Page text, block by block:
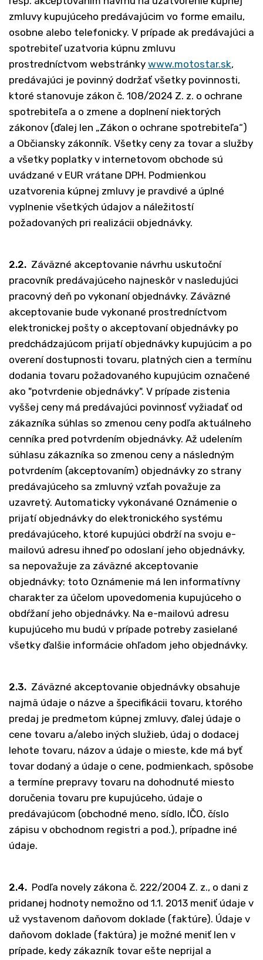
zmluvy kupujúceho predávajúcim vo forme emailu,
osobne alebo telefonicky. V prípade ak predávajúci a
spotrebiteľ uzatvoria kúpnu zmluvu
prostredníctvom webstránky www.motostar.sk,
predávajúci je povinný dodržať všetky povinnosti,
ktoré stanovuje zákon č. 108/2024 Z. z. o ochrane
spotrebiteľa a o zmene a doplnení niektorých
zákonov (ďalej len „Zákon o ochrane spotrebiteľa“)
a Občiansky zákonník. Všetky ceny za tovar a služby
a všetky poplatky v internetovom obchode sú
uvádzané v EUR vrátane DPH. Podmienkou
uzatvorenia kúpnej zmluvy je pravdivé a úplné
vyplnenie všetkých údajov a náležitostí
požadovaných pri realizácii objednávky.
2.2. Záväzné akceptovanie návrhu uskutoční
pracovník predávajúceho najneskôr v nasledujúci
pracovný deň po vykonaní objednávky. Záväzné
akceptovanie bude vykonané prostredníctvom
elektronickej pošty o akceptovaní objednávky po
predchádzajúcom prijatí objednávky kupujúcim a po
overení dostupnosti tovaru, platných cien a termínu
dodania tovaru požadovaného kupujúcim označené
ako "potvrdenie objednávky". V prípade zistenia
vyššej ceny má predávajúci povinnosť vyžiadať od
zákazníka súhlas so zmenou ceny podľa aktuálneho
cenníka pred potvrdením objednávky. Až udelením
súhlasu zákazníka so zmenou ceny a následným
potvrdením (akceptovaním) objednávky zo strany
predávajúceho sa zmluvný vzťah považuje za
uzavretý. Automaticky vykonávané Oznámenie o
prijatí objednávky do elektronického systému
predávajúceho, ktoré kupujúci obdrží na svoju e-
mailovú adresu ihneď po odoslaní jeho objednávky,
sa nepovažuje za záväzné akceptovanie
objednávky; toto Oznámenie má len informatívny
charakter za účelom upovedomenia kupujúceho o
obdŕžaní jeho objednávky. Na e-mailovú adresu
kupujúceho mu budú v prípade potreby zasielané
všetky ďalšie informácie ohľadom jeho objednávky.
2.3. Záväzné akceptovanie objednávky obsahuje
najmä údaje o názve a špecifikácii tovaru, ktorého
predaj je predmetom kúpnej zmluvy, ďalej údaje o
cene tovaru a/alebo iných služieb, údaj o dodacej
lehote tovaru, názov a údaje o mieste, kde má byť
tovar dodaný a údaje o cene, podmienkach, spôsobe
a termíne prepravy tovaru na dohodnuté miesto
doručenia tovaru pre kupujúceho, údaje o
predávajúcom (obchodné meno, sídlo, IČO, číslo
zápisu v obchodnom registri a pod.), prípadne iné
údaje.
2.4. Podľa novely zákona č. 222/2004 Z. z., o dani z
pridanej hodnoty nemožno od 1.1. 2013 meniť údaje v
už vystavenom daňovom doklade (faktúre). Údaje v
daňovom doklade (faktúra) je možné meniť len v
prípade, kedy zákazník tovar ešte neprijal a